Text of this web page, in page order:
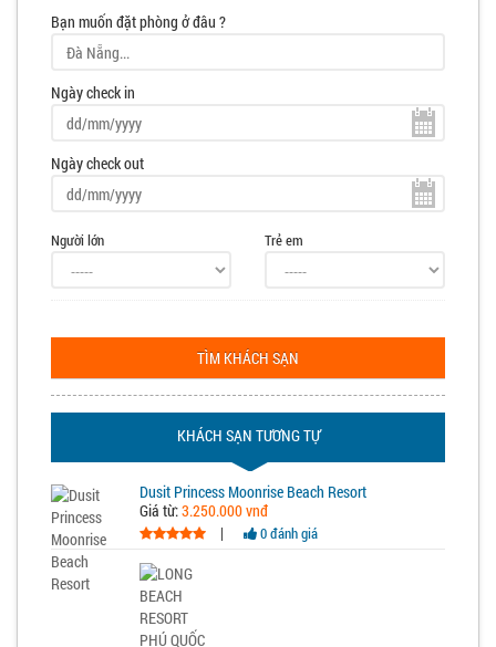
Bạn muốn đặt phòng ở đâu ?
Ngày check in
Ngày check out
Người lớn Trẻ em
TÌM KHÁCH SẠN
KHÁCH SẠN TƯƠNG TỰ
Dusit Princess Moonrise Beach Resort
Giá từ:3.250.000 vnđ
|
0 đánh giá